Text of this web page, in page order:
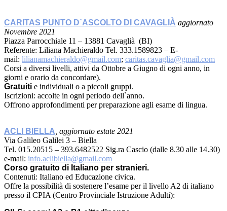
CARITAS PUNTO D`ASCOLTO DI CAVAGLIÀ aggiornato
Novembre 2021
Piazza Parrocchiale 11 – 13881 Cavaglià (BI)
Referente: Liliana Machieraldo Tel. 333.1589823 – E-
mail: lilianamachieraldo@gmail.com; caritas.cavaglia@gmail.com
Corsi a diversi livelli, attivi da Ottobre a Giugno di ogni anno, in
giorni e orario da concordare).
Gratuiti e individuali o a piccoli gruppi.
Iscrizioni: accolte in ogni periodo dell`anno.
Offrono approfondimenti per preparazione agli esame di lingua.
ACLI BIELLA , aggiornato estate 2021
Via Galileo Galilei 3 – Biella
Tel. 015.20515 – 393.6482522 Sig.ra Cascio (dalle 8.30 alle 14.30)
e-mail: info.aclibiella@gmail.com
Corso gratuito di Italiano per stranieri.
Contenuti: Italiano ed Educazione civica.
Offre la possibilità di sostenere l’esame per il livello A2 di italiano
presso il CPIA (Centro Provinciale Istruzione Adulti):